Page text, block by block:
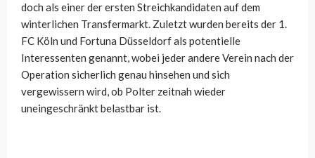
doch als einer der ersten Streichkandidaten auf dem
winterlichen Transfermarkt. Zuletzt wurden bereits der 1.
FC Köln und Fortuna Düsseldorf als potentielle
Interessenten genannt, wobei jeder andere Verein nach der
Operation sicherlich genau hinsehen und sich
vergewissern wird, ob Polter zeitnah wieder
uneingeschränkt belastbar ist.